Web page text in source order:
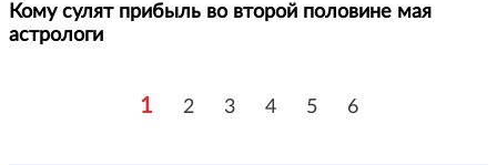
Кому сулят прибыль во второй половине мая
астрологи
1 2 3 4 5 6